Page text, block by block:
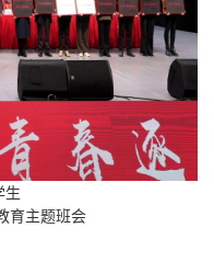
生
育主题班会